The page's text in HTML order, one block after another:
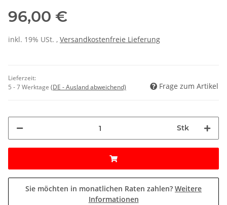
96,00 €
inkl. 19% USt. , Versandkostenfreie Lieferung
Lieferzeit:
5 - 7 Werktage (DE - Ausland abweichend) Frage zum Artikel
Stk
Sie möchten in monatlichen Raten zahlen? Weitere
Informationen